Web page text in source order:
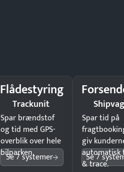
Flådestyring
Trackunit
Spar brændstof
og tid med GPS-
overblik over hele
bilparken.
Se 7 systemer
Spar tid på
giv
automatisk
& trace.
Se 7